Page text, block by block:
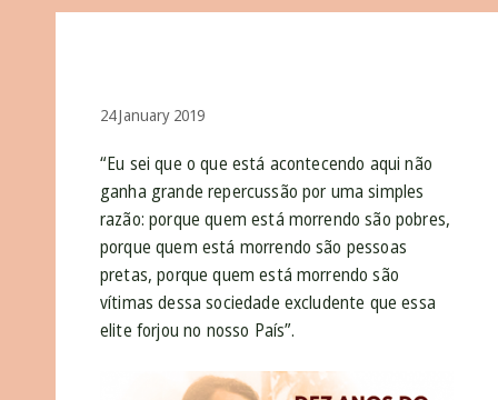
24 January 2019
“Eu sei que o que está acontecendo aqui não
ganha grande repercussão por uma simples
razão: porque quem está morrendo são pobres,
porque quem está morrendo são pessoas
pretas, porque quem está morrendo são
vítimas dessa sociedade excludente que essa
elite forjou no nosso País”.